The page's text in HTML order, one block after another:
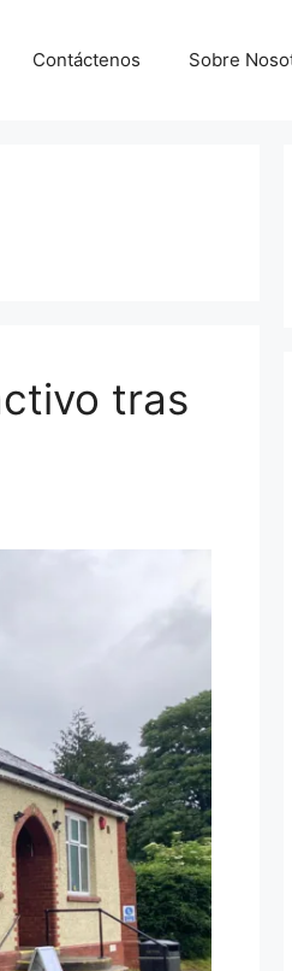
Contáctenos Sobre
tras